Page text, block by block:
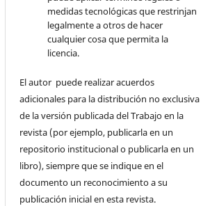
medidas tecnológicas que restrinjan
legalmente a otros de hacer
cualquier cosa que permita la
licencia.
El autor puede realizar acuerdos
adicionales para la distribución no exclusiva
de la versión publicada del Trabajo en la
revista (por ejemplo, publicarla en un
repositorio institucional o publicarla en un
libro), siempre que se indique en el
documento un reconocimiento a su
publicación inicial en esta revista.